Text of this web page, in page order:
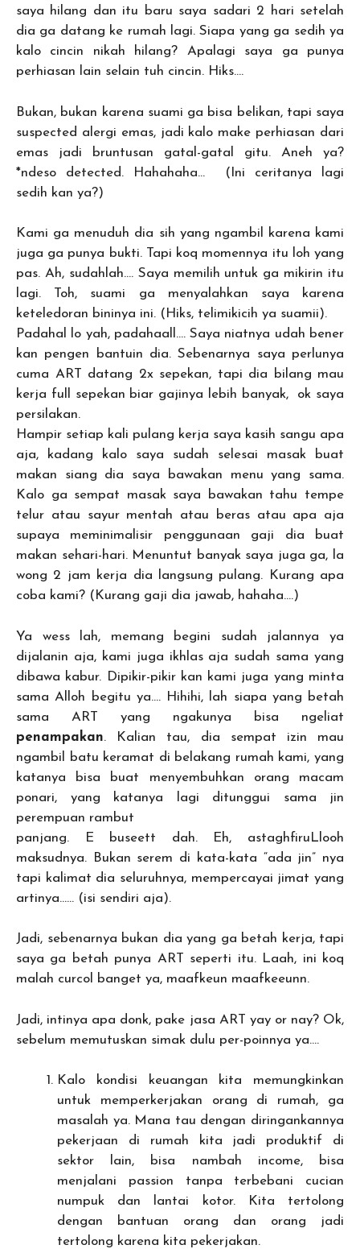
saya hilang dan itu baru saya sadari 2 hari setelah
dia ga datang ke rumah lagi. Siapa yang ga sedih ya
kalo cincin nikah hilang? Apalagi saya ga punya
perhiasan lain selain tuh cincin. Hiks….
Bukan, bukan karena suami ga bisa belikan, tapi saya
suspected alergi emas, jadi kalo make perhiasan dari
emas jadi bruntusan gatal-gatal gitu. Aneh ya?
*ndeso detected. Hahahaha… (Ini ceritanya lagi
sedih kan ya?)
Kami ga menuduh dia sih yang ngambil karena kami
juga ga punya bukti. Tapi koq momennya itu loh yang
pas. Ah, sudahlah…. Saya memilih untuk ga mikirin itu
lagi. Toh, suami ga menyalahkan saya karena
keteledoran bininya ini. (Hiks, telimikicih ya suamii).
Padahal lo yah, padahaall…. Saya niatnya udah bener
kan pengen bantuin dia. Sebenarnya saya perlunya
cuma ART datang 2x sepekan, tapi dia bilang mau
kerja full sepekan biar gajinya lebih banyak, ok saya
persilakan.
Hampir setiap kali pulang kerja saya kasih sangu apa
aja, kadang kalo saya sudah selesai masak buat
makan siang dia saya bawakan menu yang sama.
Kalo ga sempat masak saya bawakan tahu tempe
telur atau sayur mentah atau beras atau apa aja
supaya meminimalisir penggunaan gaji dia buat
makan sehari-hari. Menuntut banyak saya juga ga, la
wong 2 jam kerja dia langsung pulang. Kurang apa
coba kami? (Kurang gaji dia jawab, hahaha….)
Ya wess lah, memang begini sudah jalannya ya
dijalanin aja, kami juga ikhlas aja sudah sama yang
dibawa kabur. Dipikir-pikir kan kami juga yang minta
sama Alloh begitu ya…. Hihihi, lah siapa yang betah
sama ART yang ngakunya bisa ngeliat
penampakan. Kalian tau, dia sempat izin mau
ngambil batu keramat di belakang rumah kami, yang
katanya bisa buat menyembuhkan orang macam
ponari, yang katanya lagi ditunggui sama jin
perempuan rambut
panjang. E buseett dah. Eh, astaghfiruLlooh
maksudnya. Bukan serem di kata-kata “ada jin” nya
tapi kalimat dia seluruhnya, mempercayai jimat yang
artinya…… (isi sendiri aja).
Jadi, sebenarnya bukan dia yang ga betah kerja, tapi
saya ga betah punya ART seperti itu. Laah, ini koq
malah curcol banget ya, maafkeun maafkeeunn.
Jadi, intinya apa donk, pake jasa ART yay or nay? Ok,
sebelum memutuskan simak dulu per-poinnya ya….
Kalo kondisi keuangan kita memungkinkan
untuk memperkerjakan orang di rumah, ga
masalah ya. Mana tau dengan diringankannya
pekerjaan di rumah kita jadi produktif di
sektor lain, bisa nambah income, bisa
menjalani passion tanpa terbebani cucian
numpuk dan lantai kotor. Kita tertolong
dengan bantuan orang dan orang jadi
tertolong karena kita pekerjakan.